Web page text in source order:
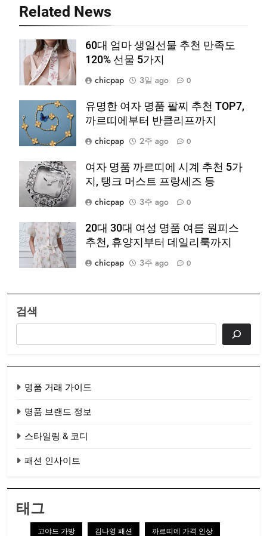
Related News
60대 엄마 생일선물 추천 만족도
120% 선물 5가지
chicpap
3일 ago 0
유명한 여자 명품 팔찌 추천 TOP7,
까르띠에부터 반클리프까지
chicpap
2주 ago 0
여자 명품 까르띠에 시계 추천 5가
지, 탱크 머스트 프랑세즈 등
chicpap
3주 ago 0
20대 30대 여성 명품 여름 원피스
추천, 휴양지부터 데일리룩까지
chicpap
3주 ago 0
검색
명품 거래 가이드
명품 브랜드 정보
스타일링 & 코디
패션 인사이트
태그
고야드 가방 김나영 패션 까르띠에 가격 인상